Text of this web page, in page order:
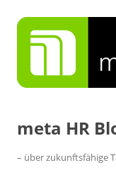
Inhalt
springen
meta HR
– über zukunftsfähige